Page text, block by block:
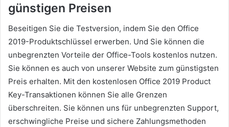
günstigen Preisen
Beseitigen Sie die Testversion, indem Sie den Office
2019-Produktschlüssel erwerben. Und Sie können die
unbegrenzten Vorteile der Office-Tools kostenlos nutzen.
Sie können es auch von unserer Website zum günstigsten
Preis erhalten. Mit den kostenlosen Office 2019 Product
Key-Transaktionen können Sie alle Grenzen
überschreiten. Sie können uns für unbegrenzten Support,
erschwingliche Preise und sichere Zahlungsmethoden